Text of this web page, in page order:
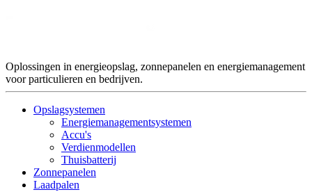
Oplossingen in energieopslag, zonnepanelen en energiemanagement
voor particulieren en bedrijven.
Opslagsystemen
Energiemanagementsystemen
Accu's
Verdienmodellen
Thuisbatterij
Zonnepanelen
Laadpalen